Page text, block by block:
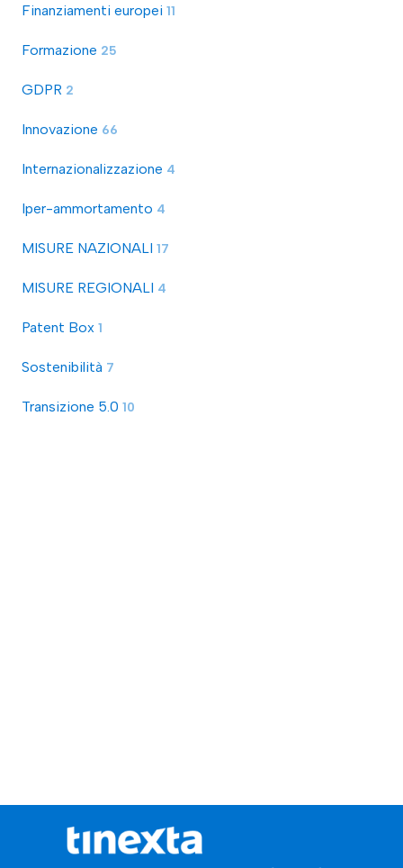
Finanziamenti europei 11
Formazione 25
GDPR 2
Innovazione 66
Internazionalizzazione 4
Iper-ammortamento 4
MISURE NAZIONALI 17
MISURE REGIONALI 4
Patent Box 1
Sostenibilità 7
Transizione 5.0 10